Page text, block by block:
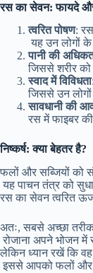
रस का सेवन:फायदे
त्वरितपोषण:
यह उन लोगों के
पानीकी
जिससे शरीर को
स्वादमें विविधता
जिससे उन
सावधानीकी
रस में फाइबर
निष्कर्ष:क्या बेहतर है?
फलों और सब्जियों को
यह पाचन तंत्र को
रस का सेवन त्वरित
अतः, सबसे अच्छा
रोजाना अपने भोजन
लेकिन ध्यान रखें कि वह
इससे आपको फलों और